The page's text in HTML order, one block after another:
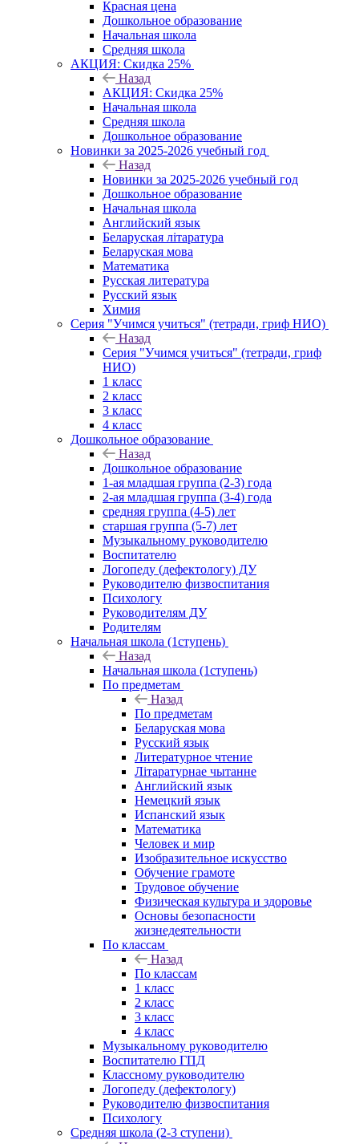
Красная цена
Дошкольное образование
Начальная школа
Средняя школа
АКЦИЯ: Скидка 25%
Назад
АКЦИЯ: Скидка 25%
Начальная школа
Средняя школа
Дошкольное образование
Новинки за 2025-2026 учебный год
Назад
Новинки за 2025-2026 учебный год
Дошкольное образование
Начальная школа
Английский язык
Беларуская літаратура
Беларуская мова
Математика
Русская литература
Русский язык
Химия
Серия "Учимся учиться" (тетради, гриф НИО)
Назад
Серия "Учимся учиться" (тетради, гриф
НИО)
1 класс
2 класс
3 класс
4 класс
Дошкольное образование
Назад
Дошкольное образование
1-ая младшая группа (2-3) года
2-ая младшая группа (3-4) года
средняя группа (4-5) лет
старшая группа (5-7) лет
Музыкальному руководителю
Воспитателю
Логопеду (дефектологу) ДУ
Руководителю физвоспитания
Психологу
Руководителям ДУ
Родителям
Начальная школа (1ступень)
Назад
Начальная школа (1ступень)
По предметам
Назад
По предметам
Беларуская мова
Русский язык
Литературное чтение
Літаратурнае чытанне
Английский язык
Немецкий язык
Испанский язык
Математика
Человек и мир
Изобразительное искусство
Обучение грамоте
Трудовое обучение
Физическая культура и здоровье
Основы безопасности
жизнедеятельности
По классам
Назад
По классам
1 класс
2 класс
3 класс
4 класс
Музыкальному руководителю
Воспитателю ГПД
Классному руководителю
Логопеду (дефектологу)
Руководителю физвоспитания
Психологу
Средняя школа (2-3 ступени)